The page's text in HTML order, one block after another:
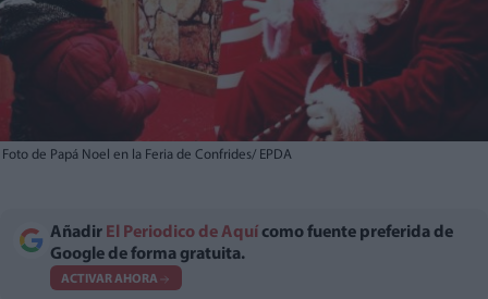
Foto de Papá Noel en la Feria de Confrides/ EPDA
Añadir El Periodico de Aquí como fuente preferida de
Google de forma gratuita.
ACTIVAR AHORA